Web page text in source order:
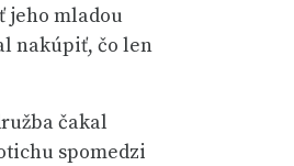
jeho mladou
nakúpiť, čo len
čakal
spomedzi